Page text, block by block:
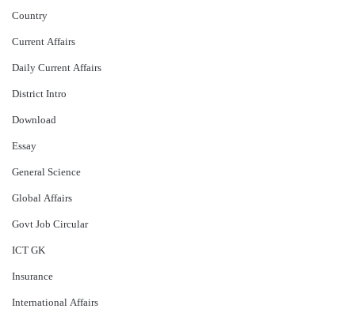
Country
Current Affairs
Daily Current Affairs
District Intro
Download
Essay
General Science
Global Affairs
Govt Job Circular
ICT GK
Insurance
International Affairs